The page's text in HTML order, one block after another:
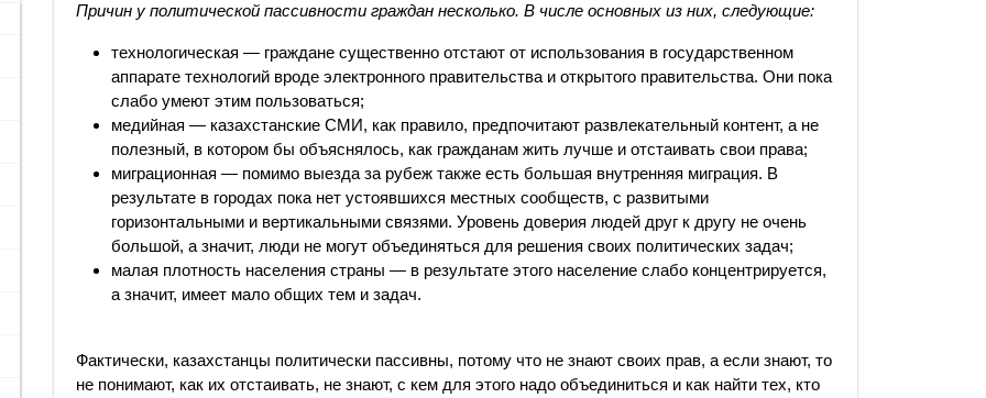
Причин у политической пассивности граждан несколько. В числе основных из них, следующие:
технологическая — граждане существенно отстают от использования в государственном
аппарате технологий вроде электронного правительства и открытого правительства. Они пока
слабо умеют этим пользоваться;
медийная — казахстанские СМИ, как правило, предпочитают развлекательный контент, а не
полезный, в котором бы объяснялось, как гражданам жить лучше и отстаивать свои права;
миграционная — помимо выезда за рубеж также есть большая внутренняя миграция. В
результате в городах пока нет устоявшихся местных сообществ, с развитыми
горизонтальными и вертикальными связями. Уровень доверия людей друг к другу не очень
большой, а значит, люди не могут объединяться для решения своих политических задач;
малая плотность населения страны — в результате этого население слабо концентрируется,
а значит, имеет мало общих тем и задач.
Фактически, казахстанцы политически пассивны, потому что не знают своих прав, а если знают, то
не понимают, как их отстаивать, не знают, с кем для этого надо объединиться и как найти тех, кто